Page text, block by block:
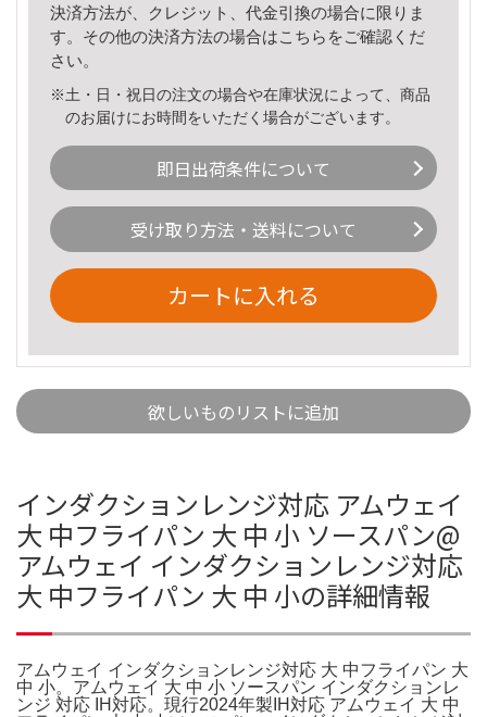
決済方法が、クレジット、代金引換の場合に限りま
す。その他の決済方法の場合はこちら をご確認くだ
さい。
※土・日・祝日の注文の場合や在庫状況によって、商品
のお届けにお時間をいただく場合がございます。
即日出荷条件について
受け取り方法・送料について
カートに入れる
欲しいものリストに追加
インダクションレンジ対応 アムウェイ
大 中フライパン 大 中 小 ソースパン@
アムウェイ インダクションレンジ対応
大 中フライパン 大 中 小の詳細情報
アムウェイ インダクションレンジ対応 大 中フライパン 大
中 小。アムウェイ 大 中 小 ソースパン インダクションレ
ンジ 対応 IH対応。現行2024年製IH対応 アムウェイ 大 中